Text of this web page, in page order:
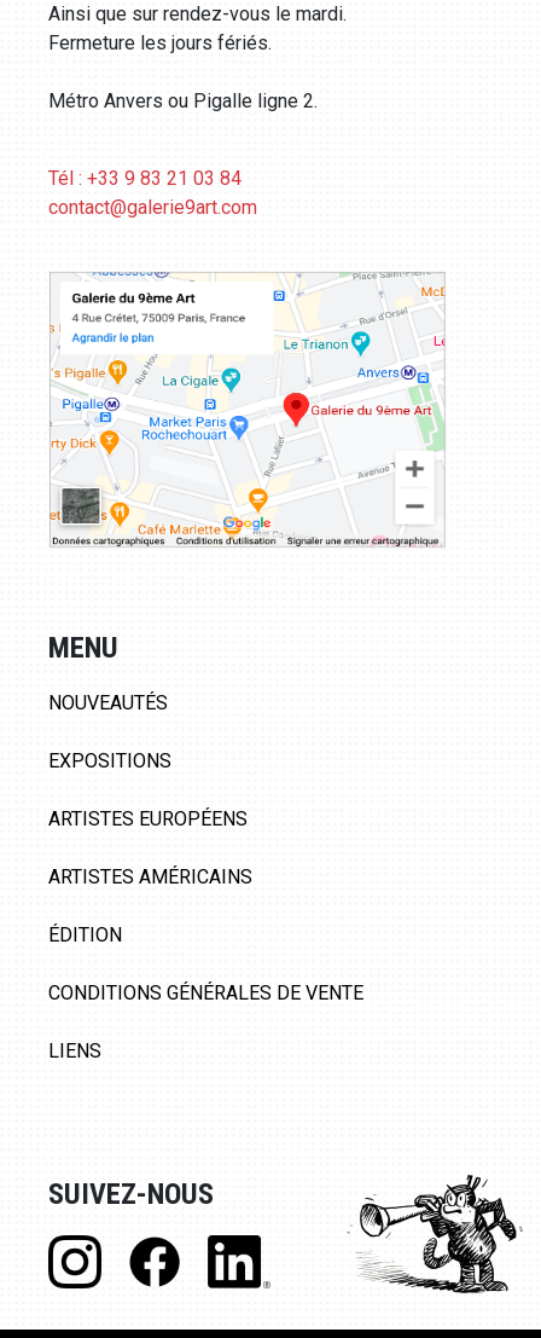
Ainsi que sur rendez-vous le mardi.
Fermeture les jours fériés.
Métro Anvers ou Pigalle ligne 2.
Tél : +33 9 83 21 03 84
contact@galerie9art.com
MENU
NOUVEAUTÉS
EXPOSITIONS
ARTISTES EUROPÉENS
ARTISTES AMÉRICAINS
ÉDITION
CONDITIONS GÉNÉRALES DE VENTE
LIENS
SUIVEZ-NOUS